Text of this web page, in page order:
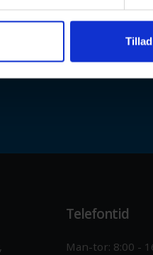
samt eftersyn og
så kontakt os.
Telefontid
Man-tor: 8:00 -